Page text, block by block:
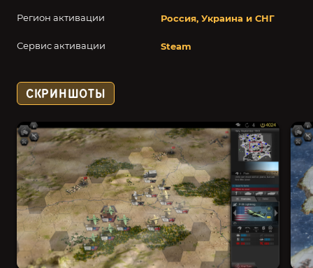
Регион активации Россия, Украина и СНГ
Сервис активации Steam
СКРИНШОТЫ